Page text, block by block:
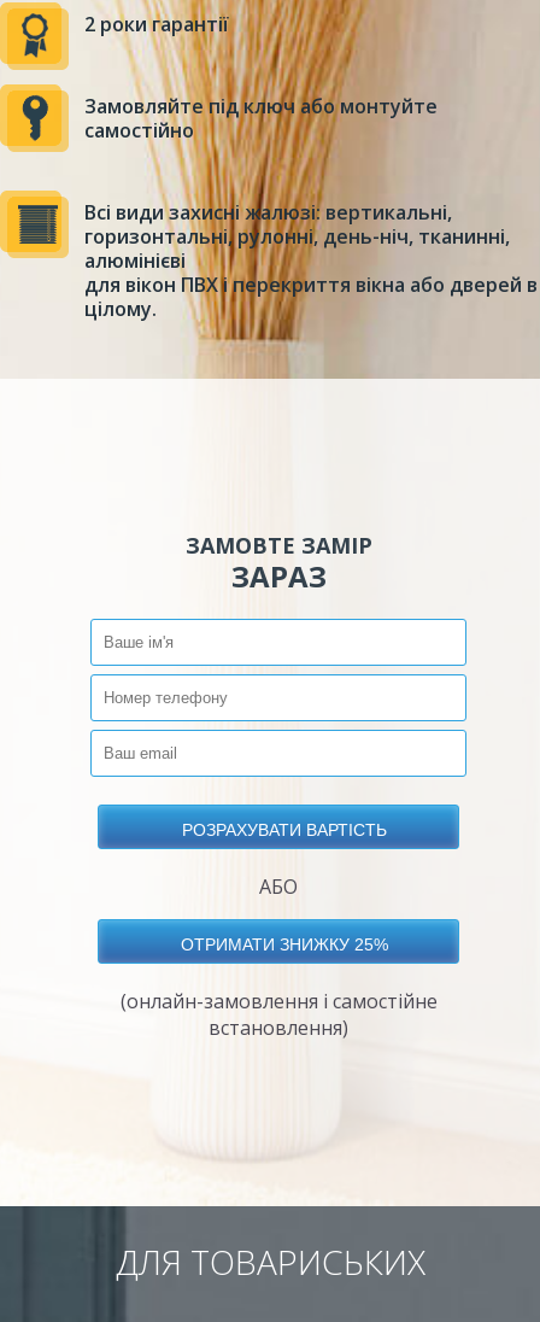
2 роки гарантії
Замовляйте під ключ або монтуйте
самостійно
Всі види захисні жалюзі: вертикальні,
горизонтальні, рулонні, день-ніч, тканинні,
алюмінієві
для вікон ПВХ і перекриття вікна або дверей в
цілому.
ЗАМОВТЕ ЗАМІР
ЗАРАЗ
АБО
(онлайн-замовлення і самостійне
встановлення)
ДЛЯ ТОВАРИСЬКИХ